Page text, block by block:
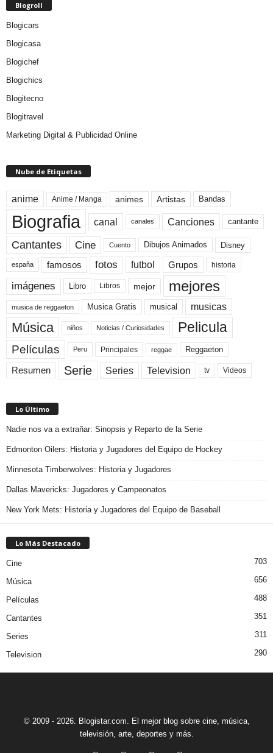
Blogroll
Blogicars
Blogicasa
Blogichef
Blogichics
Blogitecno
Blogitravel
Marketing Digital & Publicidad Online
Nube de Etiquetas
anime Anime / Manga animes Artistas Bandas
Biografia canal canales Canciones cantante
Cantantes Cine Cuento Dibujos Animados Disney
españa famosos fotos futbol Grupos historia
imágenes Libro Libros mejor mejores
musica de reggaeton Musica Gratis musical musicas
Música niños Noticias / Curiosidades Pelicula
Películas Peru Principales reggae Reggaeton
Resumen Serie Series Television tv Videos
Lo Último
Nadie nos va a extrañar: Sinopsis y Reparto de la Serie
Edmonton Oilers: Historia y Jugadores del Equipo de Hockey
Minnesota Timberwolves: Historia y Jugadores
Dallas Mavericks: Jugadores y Campeonatos
New York Mets: Historia y Jugadores del Equipo de Baseball
Lo Más Destacado
Cine 703
Música 656
Películas 488
Cantantes 351
Series 311
Television 290
© 2009 - 2026. Blogistar.com. El mejor blog sobre cine, música,
televisión, arte, deportes y más.